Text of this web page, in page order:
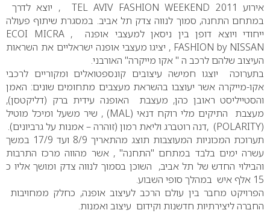
אירוע TEL AVIV FASHION WEEKEND 2011 , יוצא לדרך
במתחם התחנה, סמוך לנווה צדק תל אביב. במסגרת שיתוף פעולה
ייחודי ויוצא דופן בין ניסאן למעצבי אופנה , ECOI MICRA
FASHION by NISSAN , יציגו מעצבי אופנה ישראליים את השראות
העיצוב שלהם לרכב ה " אקו מייקרה" האורבני.
בתערוכה יוצגו חמישה עיצובים קונספטואלים ומקוריים לרכבי
אקו-מייקרה אשר יעוצבו בהשראת מעצבים מתחומים שונים: האמן
והסטייליסט ראובן כהן, מעצבת האופנה עידית ברק (דליקטסן),
מעצבת התיקים מלי רוקח דנאי (MAL) , שיר משעל ומיכל מוטיל
(POLARITY) ,דנה רוטברג וליאת רמון (זוהרה – אמנות על גרביונים).
תערוכת המכוניות המעוצבות תוצג מהתאריך 8/9 ועד 17/9 במשך
עשרה ימים בלבד במתחם "התחנה" , אשר מהווה מרכז התרבות
והבילוי החדש של תל אביב, השוכן בסמוך לנווה צדק ומושך אליו כ
15 אלף איש במהלך סופי השבוע.
הפרויקט מחבר בין עולם הרכב לעיצוב אופנה, כחלק ממחויבות
החברה ליצירתיות חדשנות וקידום עיצוב ואמנות.